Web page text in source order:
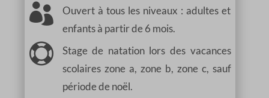

Ouvert à tous les niveaux : adultes et
enfants à partir de 6 mois.

Stage de natation lors des vacances
scolaires zone a, zone b, zone c, sauf
période de noël.